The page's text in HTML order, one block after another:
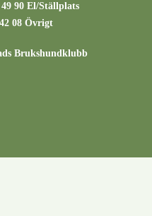
90 El/Ställplats
08 Övrigt
Brukshundklubb